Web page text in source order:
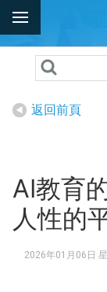
返回前頁
AI教育
人性的
2026年01月06日